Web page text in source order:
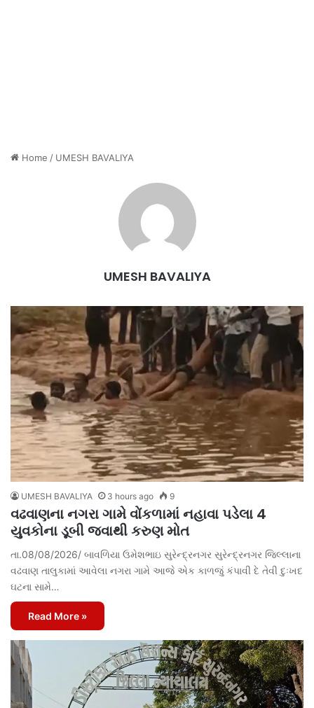
Home / UMESH BAVALIYA
UMESH BAVALIYA
UMESH BAVALIYA 3 hours ago 9
વઢવાણના નગરા ગામે વોંકળામાં નહાવા પડેલા 4
યુવકોના ડૂબી જવાથી કરુણ મોત
તા.08/08/2026/ બાવળિયા ઉમેશભાઇ સુરેન્દ્રનગર સુરેન્દ્રનગર જિલ્લાના
વઢવાણ તાલુકામાં આવેલા નગરા ગામે આજે એક કાળજું કંપાવી દે તેવી દુઃખદ
ઘટના સામે…
Read More »